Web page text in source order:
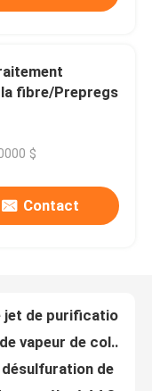
fibre/Prepregs
$
Contact
navire revêtu chimique de réaction d'acier inoxydable de récipients à pression de 1000L 2000L
Système acide d'épurateur de vapeur de colonne d'absorption d'épurateur d'air d'ASME LPGT